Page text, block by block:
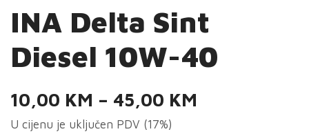
INA Delta Sint
Diesel 10W-40
10,00 KM – 45,00 KM
U cijenu je uključen PDV (17%)